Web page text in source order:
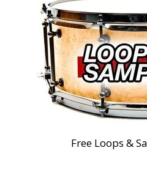
Free Loops &